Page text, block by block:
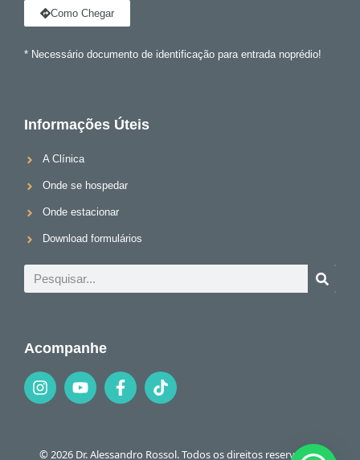
Como Chegar
* Necessário documento de identificação para entrada noprédio!
Informações Úteis
A Clínica
Onde se hospedar
Onde estacionar
Download formulários
Acompanhe
© 2026 Dr. Alessandro Rossol. Todos os direitos reservados.